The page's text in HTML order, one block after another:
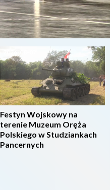
Festyn Wojskowy na
terenie Muzeum Oręża
Polskiego w Studziankach
Pancernych